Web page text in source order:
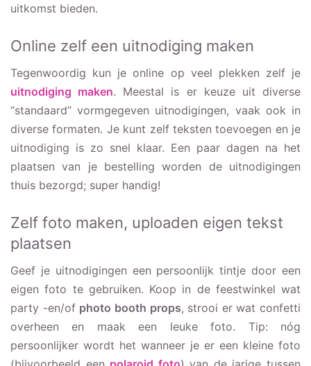
uitkomst bieden.
Online zelf een uitnodiging maken
Tegenwoordig kun je online op veel plekken zelf je
uitnodiging maken. Meestal is er keuze uit diverse
“standaard” vormgegeven uitnodigingen, vaak ook in
diverse formaten. Je kunt zelf teksten toevoegen en je
uitnodiging is zo snel klaar. Een paar dagen na het
plaatsen van je bestelling worden de uitnodigingen
thuis bezorgd; super handig!
Zelf foto maken, uploaden eigen tekst
plaatsen
Geef je uitnodigingen een persoonlijk tintje door een
eigen foto te gebruiken. Koop in de feestwinkel wat
party -en/of photo booth props, strooi er wat confetti
overheen en maak een leuke foto. Tip: nóg
persoonlijker wordt het wanneer je er een kleine foto